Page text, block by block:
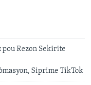
Rezon Sekirite
Siprime TikTok